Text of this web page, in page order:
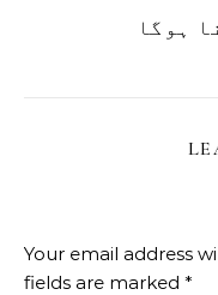
ہوگا
Your email address
fields are marked *